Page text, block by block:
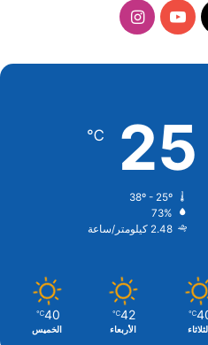
‫X
‫YouTubeانستقرام
25
℃
73%
2.48 كيلومتر/ساعة
℃
42
℃
الأربعاء
40
℃
الخميس